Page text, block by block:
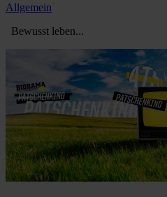
Allgemein
Bewusst leben...